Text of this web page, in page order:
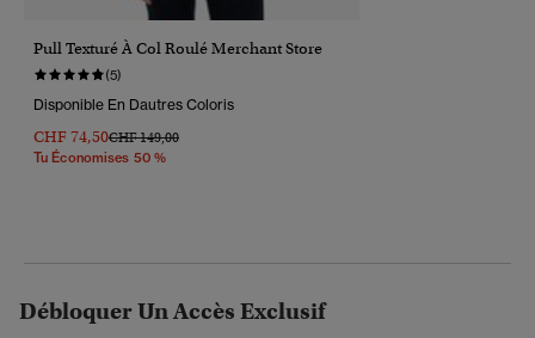
Pull Texturé À Col Roulé Merchant Store
(5)
Disponible En Dautres Coloris
CHF 74,50Prix Réduit De
CHF 149,00À
Tu Économises 50 %
Débloquer Un Accès Exclusif